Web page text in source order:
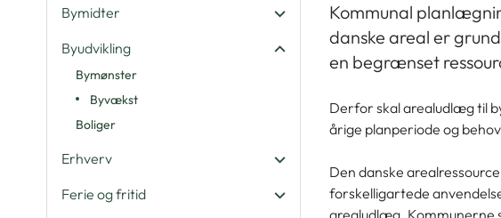
Bymidter
Byudvikling
Bymønster
Byvækst
Boliger
Erhverv
Ferie og fritid
Kommunal
danske areal er
en begrænset
Derfor skal arealudlæg til
årige planperiode og
Den danske
forskelligartede